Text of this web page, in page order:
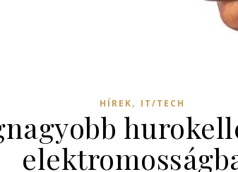
HÍREK, IT/TECH